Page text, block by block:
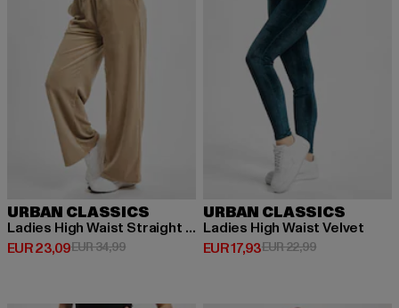
URBAN CLASSICS
Ladies High Waist Straight Velvet
EUR 23,09
Derzeitiger Preis: EUR 23,09
EUR 34,99Aktionspreis: EUR 34,99
URBAN CLASSICS
Ladies High Waist Velvet
EUR 17,93
Derzeitiger Preis: EUR 17,93
EUR 22,99Aktionspreis: